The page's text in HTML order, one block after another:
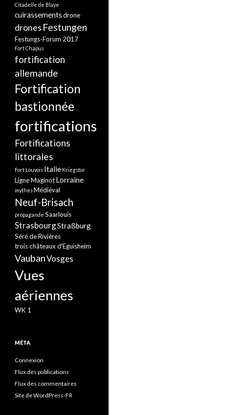
Citadelle de Blaye
cuirassementsdrone
drones Festungen
Festungs-Forum 2017
Fort Chapus
fortification
allemande
Fortification
bastionnée
fortifications
Fortifications
littorales
Fort Louvois Italie Kriegstor
Ligne MaginotLorraine
mythesMédiéval
Neuf-Brisach
propagande Saarlouis
StrasbourgStraßburg
Séré de Rivières
trois châteaux d'Eguisheim
VaubanVosges
Vues
aériennes
WK 1
MÉTA
Connexion
Flux des publications
Flux des commentaires
Site de WordPress-FR